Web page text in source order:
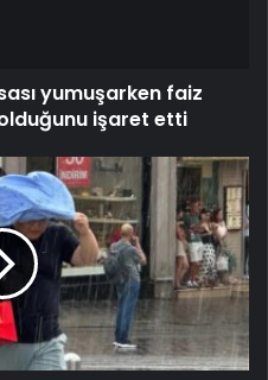
yumuşarken faiz
işaret etti